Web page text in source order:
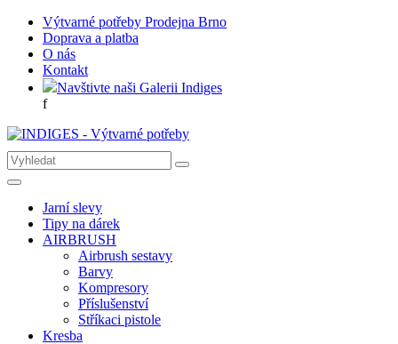
Výtvarné potřeby Prodejna Brno
Doprava a platba
O nás
Kontakt
Navštivte naši Galerii Indiges
f
Jarní slevy
Tipy na dárek
AIRBRUSH
Airbrush sestavy
Barvy
Kompresory
Příslušenství
Stříkaci pistole
Kresba